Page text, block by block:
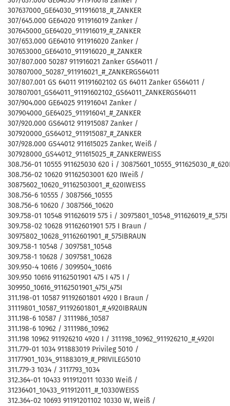
307637000_GE64030_911916018_#_ZANKER
307/645.000 GE64020 911916019 Zanker /
307645000_GE64020_911916019_#_ZANKER
307/653.000 GE64010 911916020 Zanker /
307653000_GE64010_911916020_#_ZANKER
307/807.000 50287 911916021 Zanker GS64011 /
307807000_50287_911916021_#_ZANKERGS64011
307/807.001 GS 64011 91191602102 GS 64011 Zanker GS64011 /
307807001_GS64011_91191602102_GS64011_ZANKERGS64011
307/904.000 GE64025 911916041 Zanker /
307904000_GE64025_911916041_#_ZANKER
307/920.000 GS64012 911915087 Zanker /
307920000_GS64012_911915087_#_ZANKER
307/928.000 GS44012 911615025 Zanker, Weiß /
307928000_GS44012_911615025_#_ZANKERWEISS
308.756-01 10555 911625030 620 i /
308.756-02 10620 91162503001 620 IWeiß /
30875602_10620_91162503001_#_620IWEISS
308.756-6 10555 / 3087566_10555
308.756-6 10620 / 3087566_10620
309.758-01 10548 911626019 575 i / 30975801_10548_911626019_#_575I
309.758-02 10628 91162601901 575 I Braun /
30975802_10628_91162601901_#_575IBRAUN
309.758-1 10548 / 3097581_10548
309.758-1 10628 / 3097581_10628
309.950-4 10616 / 3099504_10616
309.950 10616 91162501901 475 I 475 I /
309950_10616_91162501901_475I_475I
311.198-01 10587 91192601801 4920 I Braun /
31119801_10587_91192601801_#_4920IBRAUN
311.198-6 10587 / 3111986_10587
311.198-6 10962 / 3111986_10962
311.198 10962 911926210 4920 I / 311198_10962_911926210_#_4920I
311.779-01 1034 911883019 Privileg 5010 /
31177901_1034_911883019_#_PRIVILEG5010
311.779-3 1034 / 3117793_1034
312.364-01 10433 911912011 10330 Weiß /
31236401_10433_911912011_#_10330WEISS
312.364-02 10693 91191201102 10330 W, Weiß /